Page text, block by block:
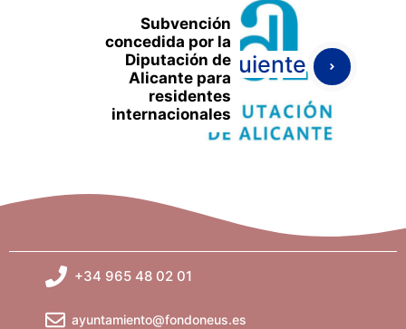
Subvención
concedida por la
Diputación de
Alicante para
residentes
internacionales
Siguiente
+34 965 48 02 01
ayuntamiento@fondoneus.es